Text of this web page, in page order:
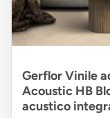
Gerflor Vinile
Acoustic HB
acustico